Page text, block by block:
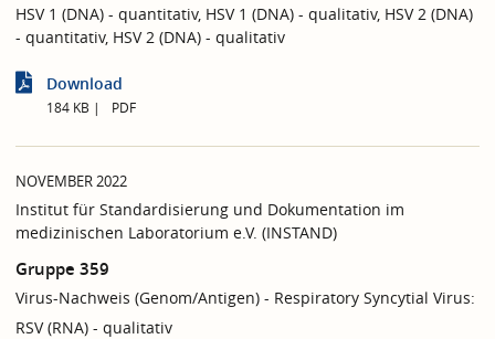
HSV 1 (DNA) - quantitativ, HSV 1 (DNA) - qualitativ, HSV 2 (DNA)
- quantitativ, HSV 2 (DNA) - qualitativ
Download
184 KB PDF
NOVEMBER 2022
Institut für Standardisierung und Dokumentation im
medizinischen Laboratorium e.V. (INSTAND)
Gruppe 359
Virus-Nachweis (Genom/Antigen) - Respiratory Syncytial Virus:
RSV (RNA) - qualitativ